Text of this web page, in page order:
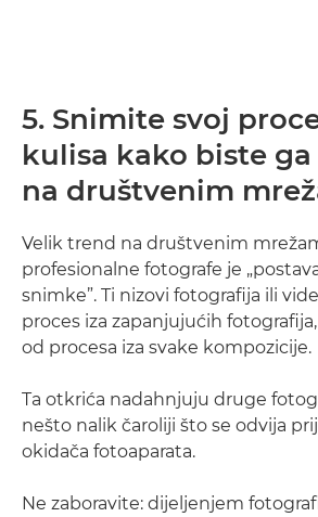
5. Snimite svoj
kulisa kako biste
na društvenim
Velik trend na društvenim
profesionalne fotografe je
snimke”. Ti nizovi fotografija ili
proces iza zapanjujućih
od procesa iza svake kompozicije.
Ta otkrića nadahnjuju druge
nešto nalik čaroliji što se odvija
okidača fotoaparata.
Ne zaboravite: dijeljenjem